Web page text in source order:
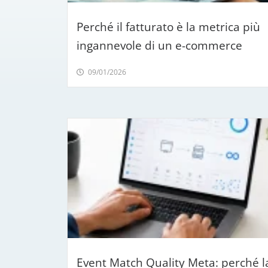
Perché il fatturato è la metrica più
ingannevole di un e-commerce
09/01/2026
Event Match Quality Meta: perché